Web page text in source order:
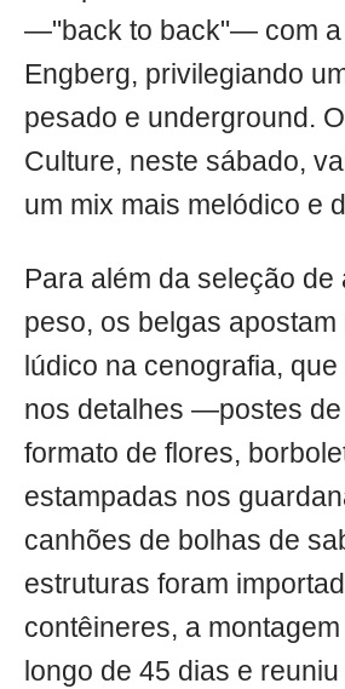
—"back to back"— com a
Engberg, privilegiando
pesado e underground.
Culture, neste sábado,
um mix mais melódico e
Para além da seleção de
peso, os belgas apostam
lúdico na cenografia,
nos detalhes —postes de
formato de flores,
estampadas nos
canhões de bolhas de
estruturas foram
contêineres, a
longo de 45 dias e reuniu